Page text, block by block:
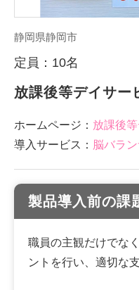
静岡県静岡市
定員：10名
放課後等デイサー
ホームページ： 放課後
導入サービス： 脳バラ
製品導入前の課
職員の主観だけでな
ントを行い、適切な